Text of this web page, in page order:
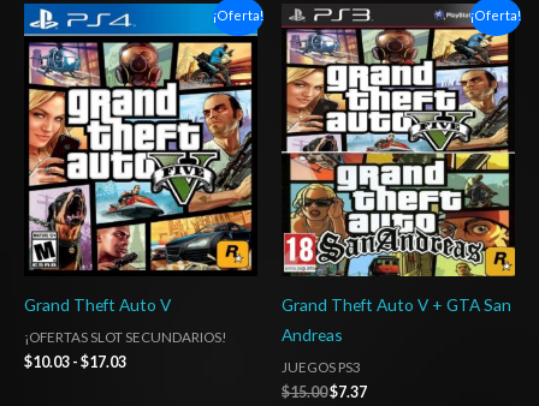
¡Oferta!
Grand Theft Auto V
¡OFERTAS SLOT SECUNDARIOS!
$10.03 - $17.03
Rango
de
precios:
desde
$10.03
$17.03
¡Oferta!
Grand Theft Auto V + GTA San
Andreas
JUEGOS PS3
$15.00
El
precio
original
era:
$15.00.
$7.37
El
precio
actual
es:
$7.37.